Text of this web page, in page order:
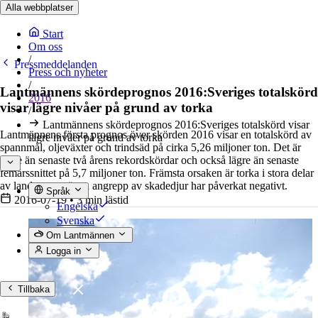
Alla webbplatser
Start
Om oss
/
Press och nyheter
/
2016
/
Lantmännens skördeprognos 2016:Sveriges totalskörd visar
lägre nivåer på grund av torka
Språk
Engelska
Svenska
Om Lantmännen
Logga in
Tillbaka
Pressmeddelanden
Lantmännens skördeprognos 2016:Sveriges totalskörd
visar lägre nivåer på grund av torka
Lantmännens första prognos över skörden 2016 visar en totalskörd av
spannmål, oljeväxter och trindsäd på cirka 5,26 miljoner ton. Det är
lägre än senaste två årens rekordskördar och också lägre än senaste
femårssnittet på 5,7 miljoner ton. Främsta orsaken är torka i stora delar
av landet, men även angrepp av skadedjur har påverkat negativt.
2016-07-19• 3 min lästid